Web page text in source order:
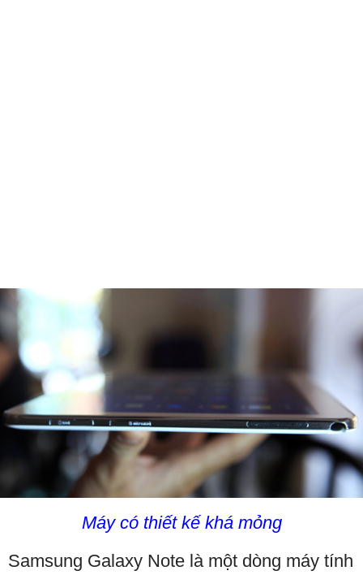
Máy có thiết kế khá mỏng
Samsung Galaxy Note là một dòng máy tính